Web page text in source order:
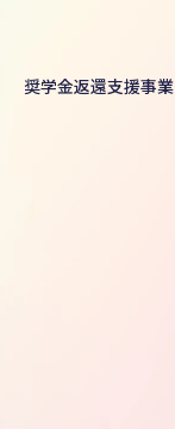
奨学金返還支援事業